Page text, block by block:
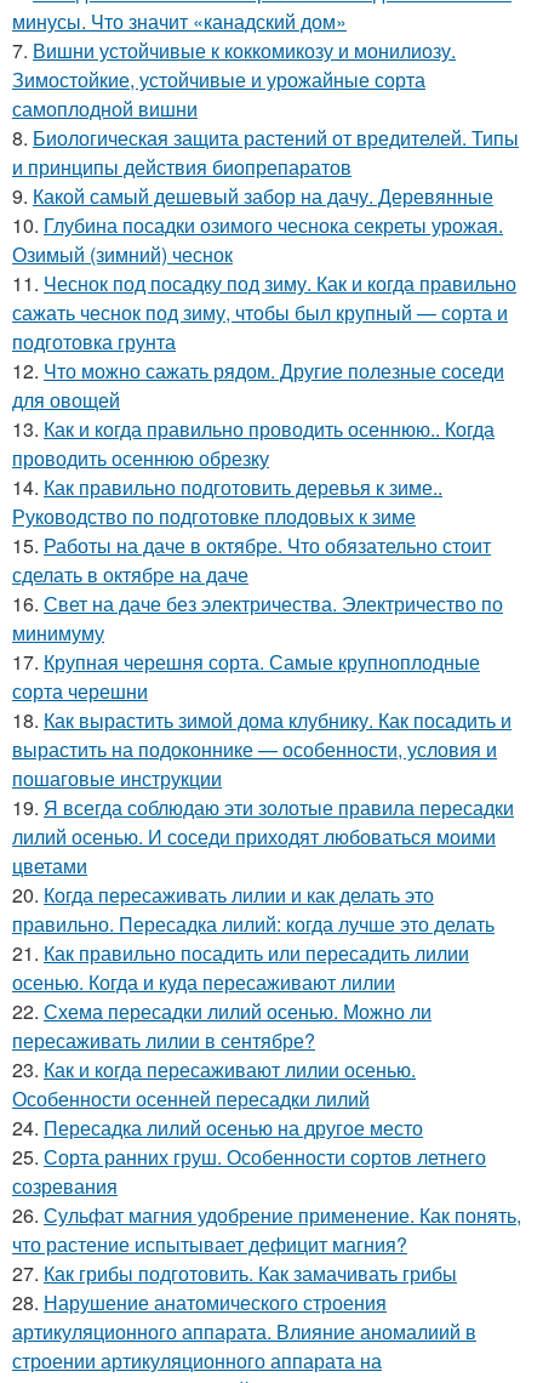
минусы. Что значит «канадский дом»
7. Вишни устойчивые к коккомикозу и монилиозу.
Зимостойкие, устойчивые и урожайные сорта
самоплодной вишни
8. Биологическая защита растений от вредителей. Типы
и принципы действия биопрепаратов
9. Какой самый дешевый забор на дачу. Деревянные
10. Глубина посадки озимого чеснока секреты урожая.
Озимый (зимний) чеснок
11. Чеснок под посадку под зиму. Как и когда правильно
сажать чеснок под зиму, чтобы был крупный — сорта и
подготовка грунта
12. Что можно сажать рядом. Другие полезные соседи
для овощей
13. Как и когда правильно проводить осеннюю.. Когда
проводить осеннюю обрезку
14. Как правильно подготовить деревья к зиме..
Руководство по подготовке плодовых к зиме
15. Работы на даче в октябре. Что обязательно стоит
сделать в октябре на даче
16. Свет на даче без электричества. Электричество по
минимуму
17. Крупная черешня сорта. Самые крупноплодные
сорта черешни
18. Как вырастить зимой дома клубнику. Как посадить и
вырастить на подоконнике — особенности, условия и
пошаговые инструкции
19. Я всегда соблюдаю эти золотые правила пересадки
лилий осенью. И соседи приходят любоваться моими
цветами
20. Когда пересаживать лилии и как делать это
правильно. Пересадка лилий: когда лучше это делать
21. Как правильно посадить или пересадить лилии
осенью. Когда и куда пересаживают лилии
22. Схема пересадки лилий осенью. Можно ли
пересаживать лилии в сентябре?
23. Как и когда пересаживают лилии осенью.
Особенности осенней пересадки лилий
24. Пересадка лилий осенью на другое место
25. Сорта ранних груш. Особенности сортов летнего
созревания
26. Сульфат магния удобрение применение. Как понять,
что растение испытывает дефицит магния?
27. Как грибы подготовить. Как замачивать грибы
28. Нарушение анатомического строения
артикуляционного аппарата. Влияние аномалиий в
строении артикуляционного аппарата на